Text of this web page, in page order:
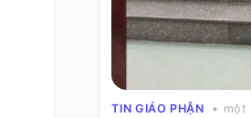
TIN GIÁO PHẬN • một